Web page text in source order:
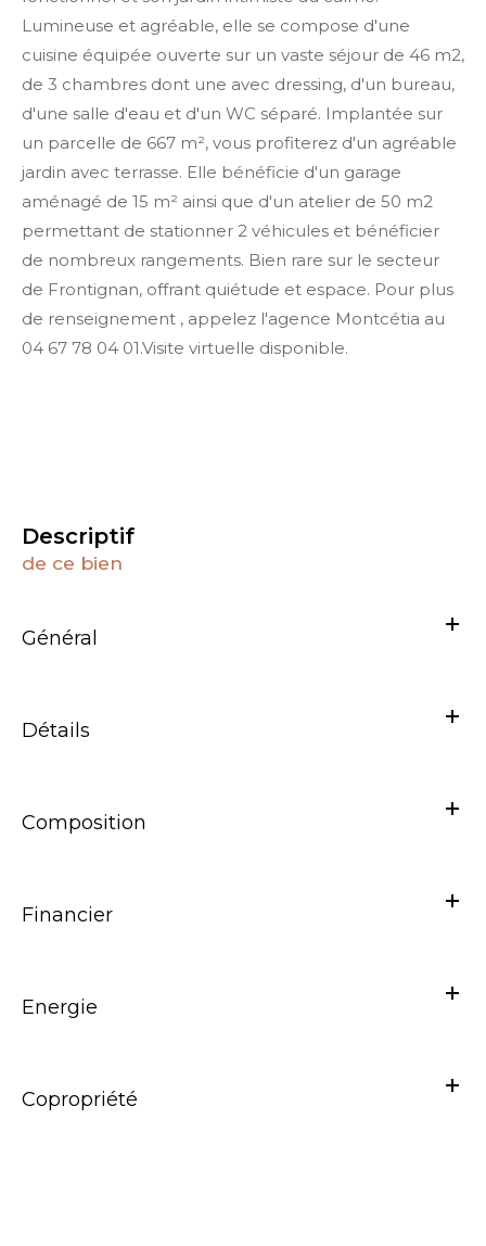
Lumineuse et agréable, elle se compose d'une
cuisine équipée ouverte sur un vaste séjour de 46 m2,
de 3 chambres dont une avec dressing, d'un bureau,
d'une salle d'eau et d'un WC séparé. Implantée sur
un parcelle de 667 m², vous profiterez d'un agréable
jardin avec terrasse. Elle bénéficie d'un garage
aménagé de 15 m² ainsi que d'un atelier de 50 m2
permettant de stationner 2 véhicules et bénéficier
de nombreux rangements. Bien rare sur le secteur
de Frontignan, offrant quiétude et espace. Pour plus
de renseignement , appelez l'agence Montcétia au
04 67 78 04 01.Visite virtuelle disponible.
descriptif
de ce bien
Général
Détails
Composition
Financier
Energie
Copropriété